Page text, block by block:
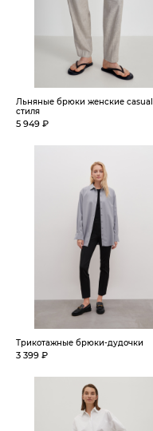
Льняные брюки женские casual
стиля
5 949 ₽
Трикотажные брюки-дудочки
3 399 ₽